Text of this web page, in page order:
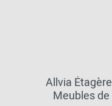
Allvia
Meubles